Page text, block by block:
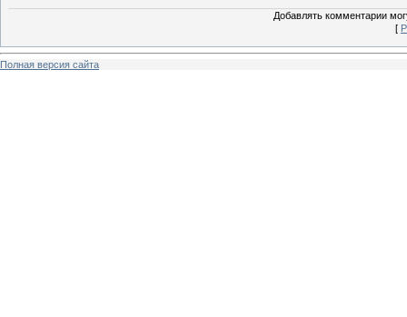
Добавлять комментарии
[
Полная версия сайта